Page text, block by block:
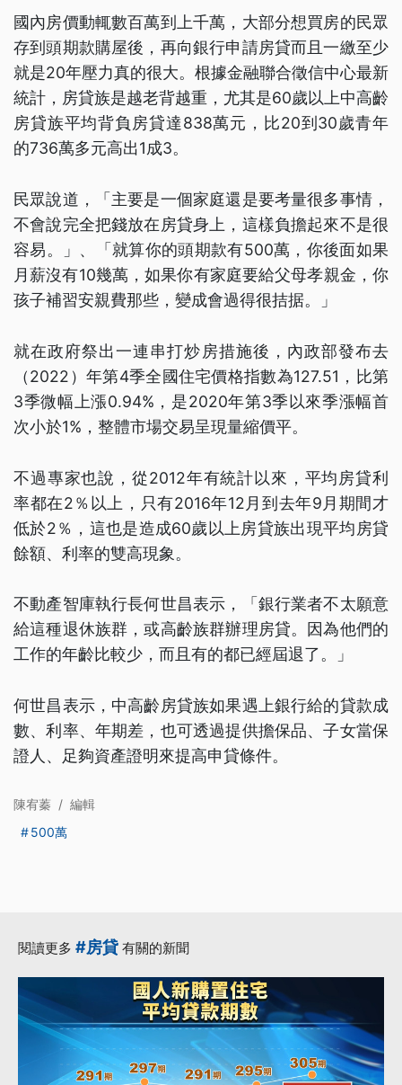
國內房價動輒數百萬到上千萬，大部分想買房的民眾
存到頭期款購屋後，再向銀行申請房貸而且一繳至少
就是20年壓力真的很大。根據金融聯合徵信中心最新
統計，房貸族是越老背越重，尤其是60歲以上中高齡
房貸族平均背負房貸達838萬元，比20到30歲青年
的736萬多元高出1成3。
民眾說道，「主要是一個家庭還是要考量很多事情，
不會說完全把錢放在房貸身上，這樣負擔起來不是很
容易。」、「就算你的頭期款有500萬，你後面如果
月薪沒有10幾萬，如果你有家庭要給父母孝親金，你
孩子補習安親費那些，變成會過得很拮据。」
就在政府祭出一連串打炒房措施後，內政部發布去
（2022）年第4季全國住宅價格指數為127.51，比第
3季微幅上漲0.94%，是2020年第3季以來季漲幅首
次小於1%，整體市場交易呈現量縮價平。
不過專家也說，從2012年有統計以來，平均房貸利
率都在2％以上，只有2016年12月到去年9月期間才
低於2％，這也是造成60歲以上房貸族出現平均房貸
餘額、利率的雙高現象。
不動產智庫執行長何世昌表示，「銀行業者不太願意
給這種退休族群，或高齡族群辦理房貸。因為他們的
工作的年齡比較少，而且有的都已經屆退了。」
何世昌表示，中高齡房貸族如果遇上銀行給的貸款成
數、利率、年期差，也可透過提供擔保品、子女當保
證人、足夠資產證明來提高申貸條件。
陳宥蓁 / 編輯
500萬
閱讀更多 #房貸 有關的新聞